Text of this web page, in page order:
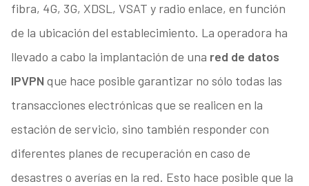
fibra, 4G, 3G, XDSL, VSAT y radio enlace, en función
de la ubicación del establecimiento. La operadora ha
llevado a cabo la implantación de una red de datos
IPVPN que hace posible garantizar no sólo todas las
transacciones electrónicas que se realicen en la
estación de servicio, sino también responder con
diferentes planes de recuperación en caso de
desastres o averías en la red. Esto hace posible que la